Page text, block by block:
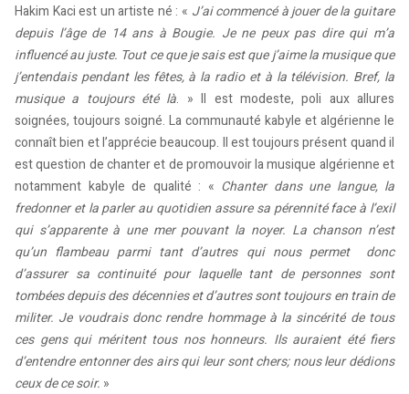
Hakim Kaci est un artiste né : « J’ai commencé à jouer de la guitare
depuis l’âge de 14 ans à Bougie. Je ne peux pas dire qui m’a
influencé au juste. Tout ce que je sais est que j’aime la musique que
j’entendais pendant les fêtes, à la radio et à la télévision. Bref, la
musique a toujours été là. » Il est modeste, poli aux allures
soignées, toujours soigné. La communauté kabyle et algérienne le
connaît bien et l’apprécie beaucoup. Il est toujours présent quand il
est question de chanter et de promouvoir la musique algérienne et
notamment kabyle de qualité : « Chanter dans une langue, la
fredonner et la parler au quotidien assure sa pérennité face à l’exil
qui s’apparente à une mer pouvant la noyer. La chanson n’est
qu’un flambeau parmi tant d’autres qui nous permet donc
d’assurer sa continuité pour laquelle tant de personnes sont
tombées depuis des décennies et d’autres sont toujours en train de
militer. Je voudrais donc rendre hommage à la sincérité de tous
ces gens qui méritent tous nos honneurs. Ils auraient été fiers
d’entendre entonner des airs qui leur sont chers; nous leur dédions
ceux de ce soir. »